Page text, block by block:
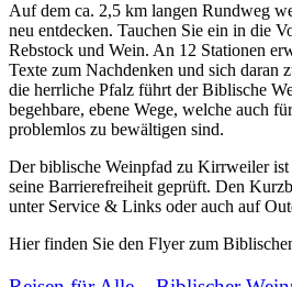
Auf dem ca. 2,5 km langen Rundweg
neu entdecken. Tauchen Sie ein in die
Rebstock und Wein. An 12 Stationen
Texte zum Nachdenken und sich daran
die herrliche Pfalz führt der Biblische
begehbare, ebene Wege, welche auch
problemlos zu bewältigen sind.
Der biblische Weinpfad zu Kirrweiler
seine Barrierefreiheit geprüft. Den
unter Service & Links oder auch auf
Hier finden Sie den Flyer zum